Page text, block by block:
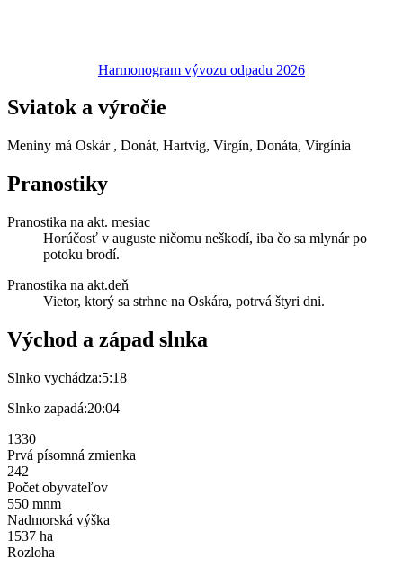
Harmonogram vývozu odpadu 2026
Sviatok a výročie
Meniny má Oskár , Donát, Hartvig, Virgín, Donáta, Virgínia
Pranostiky
Pranostika na akt. mesiac
Horúčosť v auguste ničomu neškodí, iba čo sa mlynár po
potoku brodí.
Pranostika na akt.deň
Vietor, ktorý sa strhne na Oskára, potrvá štyri dni.
Východ a západ slnka
Slnko vychádza:5:18
Slnko zapadá:20:04
1330
Prvá písomná zmienka
242
Počet obyvateľov
550 mnm
Nadmorská výška
1537 ha
Rozloha